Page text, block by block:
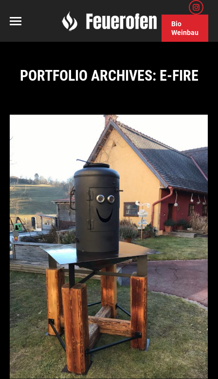
page
new
Bio
Weinbau
PORTFOLIO ARCHIVES: E-FIRE